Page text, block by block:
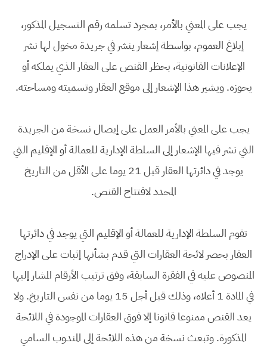
يجب على المعني بالأمر، بمجرد تسلمه رقم التسجيل المذكور،
إبلاغ العموم، بواسطة إشعار ينشر في جريدة مخول لها نشر
الإعلانات القانونية، بحظر القنص على العقار الذي يملكه أو
يحوزه. ويشير هذا الإشعار إلى موقع العقار وتسميته ومساحته.
يجب على المعني بالأمر العمل على إيصال نسخة من الجريدة
التي نشر فيها الإشعار إلى السلطة الإدارية للعمالة أو الإقليم التي
يوجد في دائرتها العقار قبل 21 يوما على الأقل من التاريخ
المحدد لافتتاح القنص.
تقوم السلطة الإدارية للعمالة أو الإقليم التي يوجد في دائرتها
العقار بحصر لائحة العقارات التي قدم بشأنها إثبات على الإدراج
المنصوص عليه في الفقرة السابقة، وفق ترتيب الأرقام المشار إليها
في المادة 1 أعلاه، وذلك قبل أجل 15 يوما من نفس التاريخ. ولا
يعد القنص ممنوعا قانونا إلا فوق العقارات الموجودة في اللائحة
المذكورة. وتبعث نسخة من هذه اللائحة إلى المندوب السامي